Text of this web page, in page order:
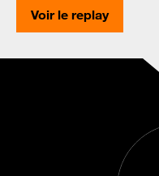
Voir le replay